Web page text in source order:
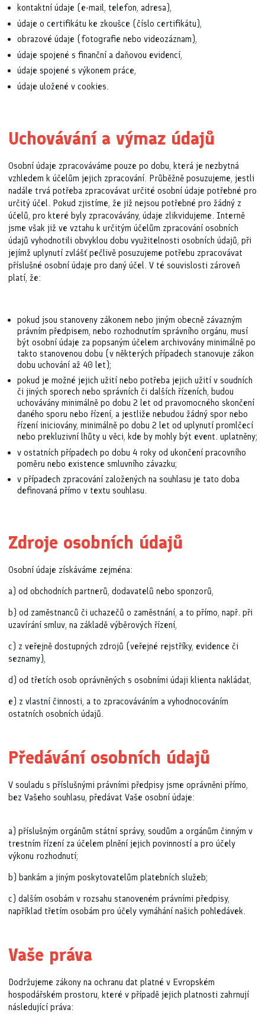
kontaktní údaje (e-mail, telefon, adresa),
údaje o certifikátu ke zkoušce (číslo certifikátu),
obrazové údaje (fotografie nebo videozáznam),
údaje spojené s finanční a daňovou evidencí,
údaje spojené s výkonem práce,
údaje uložené v cookies.
Uchovávání a výmaz údajů
Osobní údaje zpracováváme pouze po dobu, která je nezbytná
vzhledem k účelům jejich zpracování. Průběžně posuzujeme, jestli
nadále trvá potřeba zpracovávat určité osobní údaje potřebné pro
určitý účel. Pokud zjistíme, že již nejsou potřebné pro žádný z
účelů, pro které byly zpracovávány, údaje zlikvidujeme. Interně
jsme však již ve vztahu k určitým účelům zpracování osobních
údajů vyhodnotili obvyklou dobu využitelnosti osobních údajů, při
jejímž uplynutí zvlášť pečlivě posuzujeme potřebu zpracovávat
příslušné osobní údaje pro daný účel. V té souvislosti zároveň
platí, že:
pokud jsou stanoveny zákonem nebo jiným obecně závazným
právním předpisem, nebo rozhodnutím správního orgánu, musí
být osobní údaje za popsaným účelem archivovány minimálně po
takto stanovenou dobu (v některých případech stanovuje zákon
dobu uchování až 40 let);
pokud je možné jejich užití nebo potřeba jejich užití v soudních
či jiných sporech nebo správních či dalších řízeních, budou
uchovávány minimálně po dobu 2 let od pravomocného skončení
daného sporu nebo řízení, a jestliže nebudou žádný spor nebo
řízení iniciovány, minimálně po dobu 2 let od uplynutí promlčecí
nebo prekluzivní lhůty u věci, kde by mohly být event. uplatněny;
v ostatních případech po dobu 4 roky od ukončení pracovního
poměru nebo existence smluvního závazku;
v případech zpracování založených na souhlasu je tato doba
definovaná přímo v textu souhlasu.
Zdroje osobních údajů
Osobní údaje získáváme zejména:
a) od obchodních partnerů, dodavatelů nebo sponzorů,
b) od zaměstnanců či uchazečů o zaměstnání, a to přímo, např. při
uzavírání smluv, na základě výběrových řízení,
c) z veřejně dostupných zdrojů (veřejné rejstříky, evidence či
seznamy),
d) od třetích osob oprávněných s osobními údaji klienta nakládat,
e) z vlastní činnosti, a to zpracováváním a vyhodnocováním
ostatních osobních údajů.
Předávání osobních údajů
V souladu s příslušnými právními předpisy jsme oprávněni přímo,
bez Vašeho souhlasu, předávat Vaše osobní údaje:
a) příslušným orgánům státní správy, soudům a orgánům činným v
trestním řízení za účelem plnění jejich povinností a pro účely
výkonu rozhodnutí;
b) bankám a jiným poskytovatelům platebních služeb;
c) dalším osobám v rozsahu stanoveném právními předpisy,
například třetím osobám pro účely vymáhání našich pohledávek.
Vaše práva
Dodržujeme zákony na ochranu dat platné v Evropském
hospodářském prostoru, které v případě jejich platnosti zahrnují
následující práva: